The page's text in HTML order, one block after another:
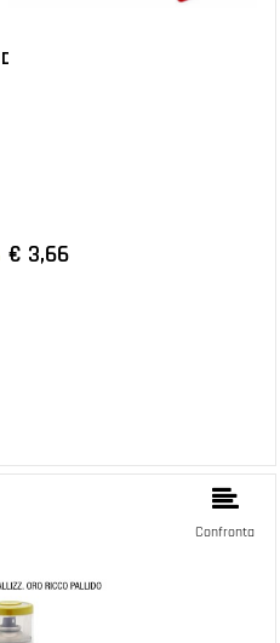
I271 ML.50
€ 3,66
Confronta